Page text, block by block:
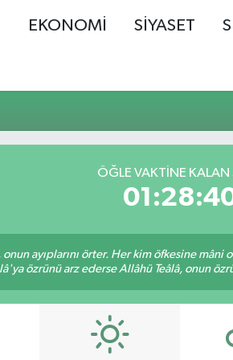
EKONOMİ SİYASET
ÖĞLE VAKTINE KALAN
ayıplarını örter. Her kim öfkesine
özrünü arz ederse Allâhü Teâlâ, onun